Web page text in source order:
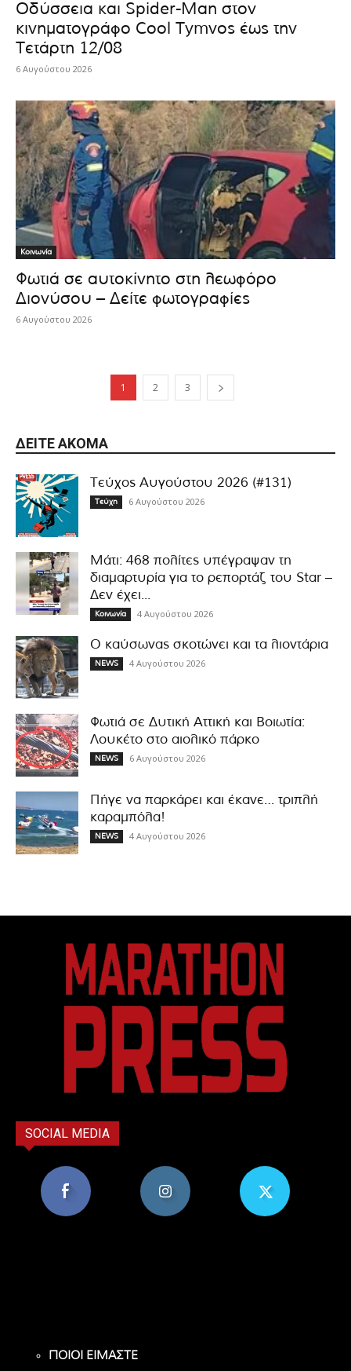
Οδύσσεια και Spider-Man στον
κινηματογράφο Cool Tymvos έως την
Τετάρτη 12/08
6 Αυγούστου 2026
Κοινωνία
Φωτιά σε αυτοκίνητο στη λεωφόρο
Διονύσου – Δείτε φωτογραφίες
6 Αυγούστου 2026
1 2 3
ΔΕΊΤΕ ΑΚΌΜΑ
Τεύχος Αυγούστου 2026 (#131)
Τεύχη 6 Αυγούστου 2026
Μάτι: 468 πολίτες υπέγραψαν τη
διαμαρτυρία για το ρεπορτάζ του Star –
Δεν έχει...
Κοινωνία 4 Αυγούστου 2026
Ο καύσωνας σκοτώνει και τα λιοντάρια
NEWS 4 Αυγούστου 2026
Φωτιά σε Δυτική Αττική και Βοιωτία:
Λουκέτο στο αιολικό πάρκο
NEWS 6 Αυγούστου 2026
Πήγε να παρκάρει και έκανε… τριπλή
καραμπόλα!
NEWS 4 Αυγούστου 2026
SOCIAL MEDIA
ΠΟΙΟΙ ΕΙΜΑΣΤΕ